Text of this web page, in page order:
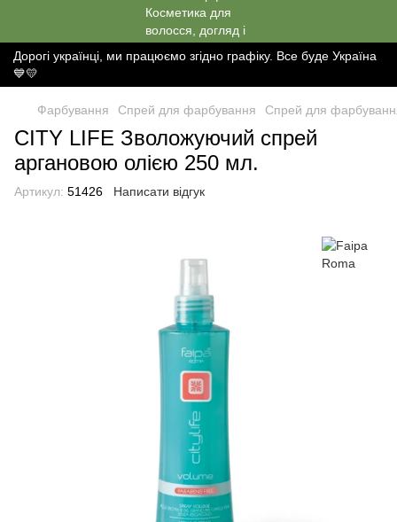
Дорогі українці, ми працюємо згідно графіку. Все буде Україна
💙💛
Фарбування Спрей для фарбування Спрей для
CITY LIFE Зволожуючий спрей
аргановою олією 250 мл.
Артикул: 51426 Написати відгук